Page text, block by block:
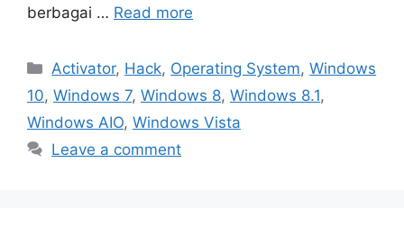
berbagai … Read more
Categories
Activator, Hack, Operating System,Windows
10, Windows 7, Windows 8, Windows 8.1,
Windows AIO, Windows Vista
Leave a comment